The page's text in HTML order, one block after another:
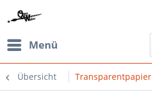
Menü
Übersicht Transparentpapier